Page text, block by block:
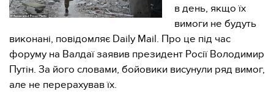
в день, якщо їх
вимоги не будуть
виконані, повідомляє Daily Mail. Про це під час
форуму на Валдаї заявив президент Росії Володимир
Путін. За його словами, бойовики висунули ряд вимог,
але не перерахував їх.